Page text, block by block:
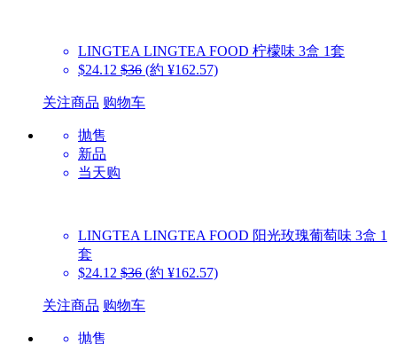
LINGTEA LINGTEA FOOD 柠檬味 3盒 1套
$24.12 $36 (約 ¥162.57)
关注商品 购物车
抛售
新品
当天购
LINGTEA LINGTEA FOOD 阳光玫瑰葡萄味 3盒 1
套
$24.12 $36 (約 ¥162.57)
关注商品 购物车
抛售